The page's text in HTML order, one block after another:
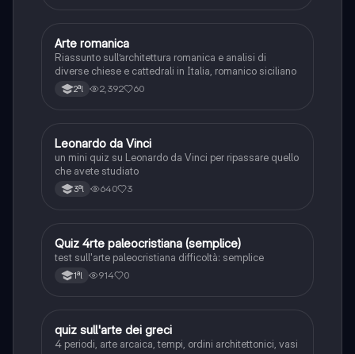
Storia dell'arte
Arte romanica
Riassunto sull’architettura romanica e analisi di
diverse chiese e cattedrali in Italia, romanico siciliano
2ªl 2,392 60
LStoria dell'arte
Leonardo da Vinci
un mini quiz su Leonardo da Vinci per ripassare quello
che avete studiato
3ªl 640 3
QStoria dell'arte
Quiz 4rte paleocristiana (semplice)
test sull'arte paleocristiana difficoltà: semplice
1ªl 914 0
QStoria dell'arte
quiz sull'arte dei greci
4 periodi, arte arcaica, tempi, ordini architettonici, vasi